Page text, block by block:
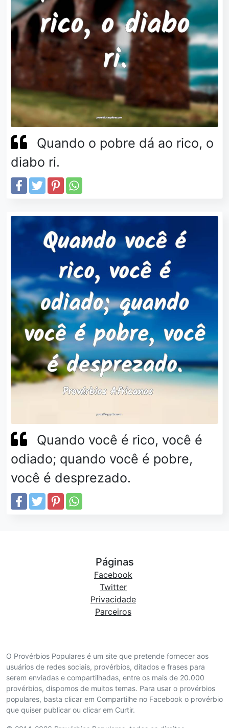
Quando o pobre dá ao rico, o
diabo ri.
Quando você é rico, você é
odiado; quando você é pobre,
você é desprezado.
O Provérbios Populares é um site que pretende fornecer aos
usuários de redes sociais, provérbios, ditados e frases para
serem enviadas e compartilhadas, entre os mais de 20.000
provérbios, dispomos de muitos temas. Para usar o provérbios
populares, basta clicar em Compartilhe no Facebook o provérbio
que quiser publicar ou clicar em Curtir.
Páginas
Facebook
Twitter
Privacidade
Parceiros